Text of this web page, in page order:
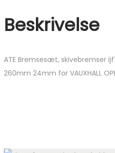
Beskrivelse
ATE Bremsesæt, skivebremser
260mm 24mm for VAUXHALL